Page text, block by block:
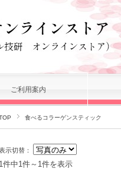
ご利用案内
食べるコラーゲンスティック
示切替：
1件中1件～1件を表示